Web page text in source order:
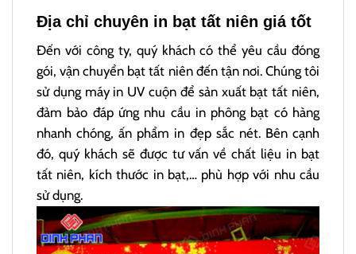
Địa chỉ chuyên in bạt tất niên giá tốt
Đến với công ty, quý khách có thể yêu cầu đóng
gói, vận chuyển bạt tất niên đến tận nơi. Chúng tôi
sử dụng máy in UV cuộn để sản xuất bạt tất niên,
đảm bảo đáp ứng nhu cầu in phông bạt có hàng
nhanh chóng, ấn phẩm in đẹp sắc nét. Bên cạnh
đó, quý khách sẽ được tư vấn về chất liệu in bạt
tất niên, kích thước in bạt,… phù hợp với nhu cầu
sử dụng.